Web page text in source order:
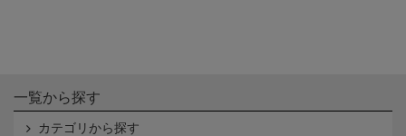
一覧から探す
カテゴリから探す